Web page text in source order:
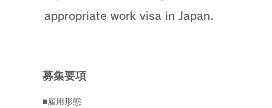
appropriate work visa in Japan.
​募集要項
■雇用形態